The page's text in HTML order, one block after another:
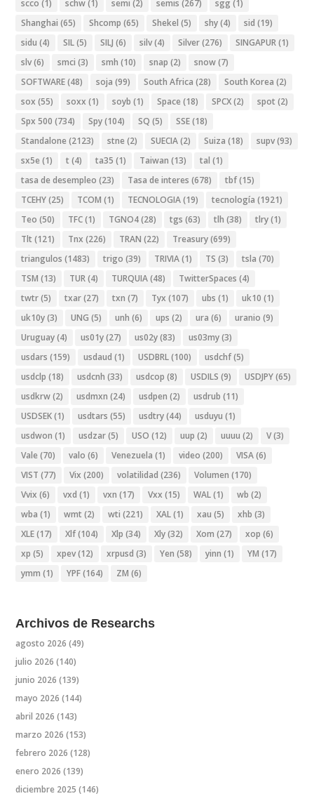
scco (1) schw(1) semi (2) semis (267) sgg (1)
Shanghai (65) Shcomp (65) Shekel (5) shy(4) sid (19)
sidu (4) SIL(5) SILJ (6) silv(4) Silver(276) SINGAPUR(1)
slv(6) smci (3) smh (10) snap (2) snow(7)
SOFTWARE(48) soja (99) South Africa (28) South Korea (2)
sox (55) soxx (1) soyb (1) Space (18) SPCX(2) spot (2)
Spx 500 (734) Spy(104) SQ (5) SSE(18)
Standalone (2123) stne (2) SUECIA(2) Suiza (18) supv(93)
sx5e (1) t (4) ta35 (1) Taiwan (13) tal (1)
tasa de desempleo (23) Tasa de interes (678) tbf(15)
TCEHY(25) TCOM (1) TECNOLOGIA(19) tecnología (1921)
Teo (50) TFC(1) TGNO4(28) tgs (63) tlh (38) tlry(1)
Tlt (121) Tnx (226) TRAN (22) Treasury(699)
triangulos (1483) trigo (39) TRIVIA(1) TS (3) tsla (70)
TSM (13) TUR(4) TURQUIA(48) TwitterSpaces (4)
twtr(5) txar(27) txn (7) Tyx (107) ubs (1) uk10 (1)
uk10y(3) UNG (5) unh (6) ups (2) ura (6) uranio (9)
Uruguay(4) us01y(27) us02y(83) us03my(3)
usdars (159) usdaud (1) USDBRL(100) usdchf(5)
usdclp (18) usdcnh (33) usdcop (8) USDILS (9) USDJPY(65)
usdkrw(2) usdmxn (24) usdpen (2) usdrub (11)
USDSEK(1) usdtars (55) usdtry(44) usduyu (1)
usdwon (1) usdzar(5) USO (12) uup (2) uuuu (2) V(3)
Vale (70) valo (6) Venezuela (1) video (200) VISA(6)
VIST (77) Vix (200) volatilidad (236) Volumen (170)
Vvix (6) vxd (1) vxn (17) Vxx (15) WAL(1) wb (2)
wba (1) wmt (2) wti (221) XAL(1) xau (5) xhb (3)
XLE(17) Xlf(104) Xlp (34) Xly(32) Xom (27) xop (6)
xp (5) xpev(12) xrpusd (3) Yen (58) yinn (1) YM (17)
ymm (1) YPF(164) ZM (6)
Archivos de Researchs
agosto 2026 (49)
julio 2026 (140)
junio 2026 (139)
mayo 2026 (144)
abril 2026 (143)
marzo 2026 (153)
febrero 2026 (128)
enero 2026 (139)
diciembre 2025 (146)